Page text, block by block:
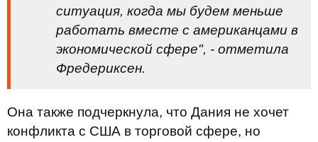
ситуация, когда мы будем меньше
работать вместе с американцами в
экономической сфере", - отметила
Фредериксен.
Она также подчеркнула, что Дания не хочет
конфликта с США в торговой сфере, но